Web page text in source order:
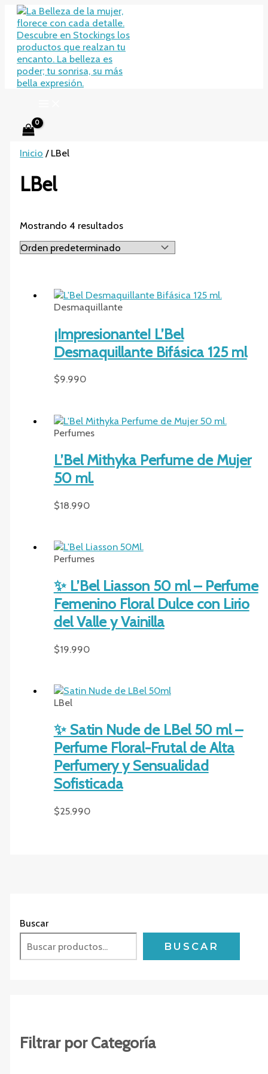
contenido
Buscar
BUSCAR
Filtrar por Categoría
Inicio / LBel
LBel
Mostrando 4 resultados
Desmaquillante
¡Impresionante! L’Bel
Desmaquillante Bifásica 125 ml
$9.990
Perfumes
L’Bel Mithyka Perfume de Mujer
50 ml.
$18.990
Perfumes
✨ L’Bel Liasson 50 ml – Perfume
Femenino Floral Dulce con Lirio
del Valle y Vainilla
$19.990
LBel
✨ Satin Nude de LBel 50 ml –
Perfume Floral-Frutal de Alta
Perfumery y Sensualidad
Sofisticada
$25.990